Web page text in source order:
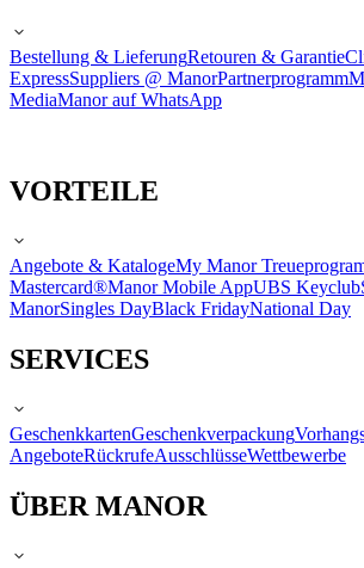
Bestellung & LieferungRetouren & Garantie
ExpressSuppliers @ ManorPartnerprogramm
MediaManor auf WhatsApp
VORTEILE
Angebote & KatalogeMy Manor
Mastercard®Manor Mobile AppUBS Keyclub
ManorSingles DayBlack FridayNational Day
SERVICES
GeschenkkartenGeschenkverpackung
AngeboteRückrufeAusschlüsseWettbewerbe
ÜBER MANOR